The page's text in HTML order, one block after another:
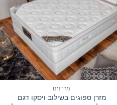
מזרנים
מזרן ספוגים בשילוב ויסקו דגם